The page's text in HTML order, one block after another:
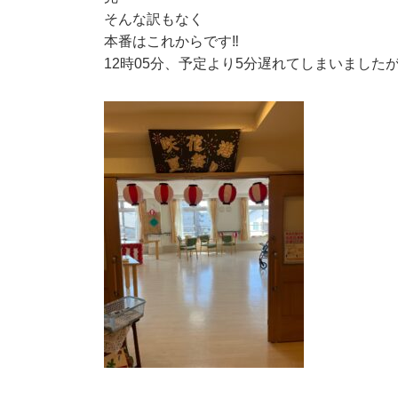
そんな訳もなく
本番はこれからです‼
12時05分、予定より5分遅れてしまいました